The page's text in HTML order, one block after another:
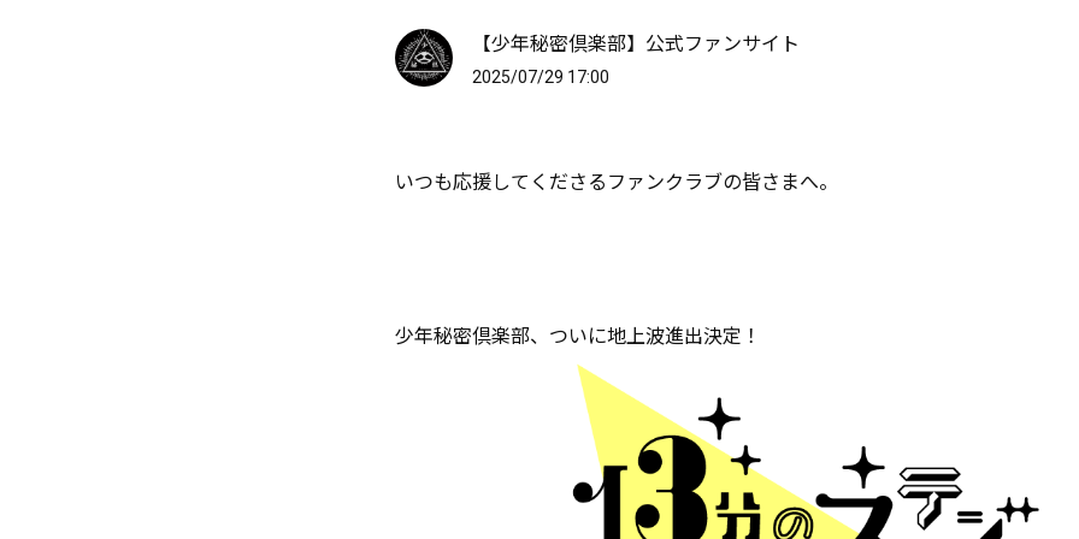
【少年秘密倶楽部】公式ファンサイト
2025/07/29 17:00
いつも応援してくださるファンクラブの皆さまへ。
少年秘密倶楽部、ついに地上波進出決定――！